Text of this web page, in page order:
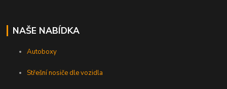
NAŠE NABÍDKA
Autoboxy
Střešní nosiče dle vozidla